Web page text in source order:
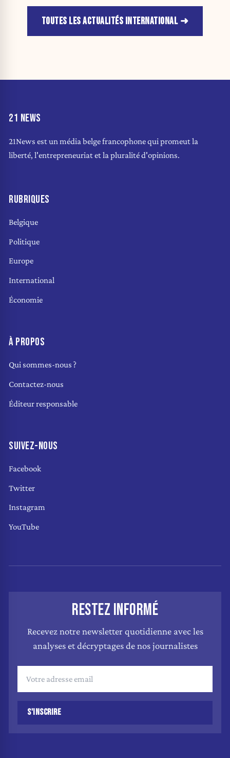
TOUTES LES ACTUALITÉS INTERNATIONAL
21 NEWS
21News est un média belge francophone qui promeut la
liberté, l'entrepreneuriat et la pluralité d'opinions.
RUBRIQUES
Belgique
Politique
Europe
International
Économie
À PROPOS
Qui sommes-nous ?
Contactez-nous
Éditeur responsable
SUIVEZ-NOUS
Facebook
Twitter
Instagram
YouTube
RESTEZ INFORMÉ
Recevez notre newsletter quotidienne avec les
analyses et décryptages de nos journalistes
S'INSCRIRE